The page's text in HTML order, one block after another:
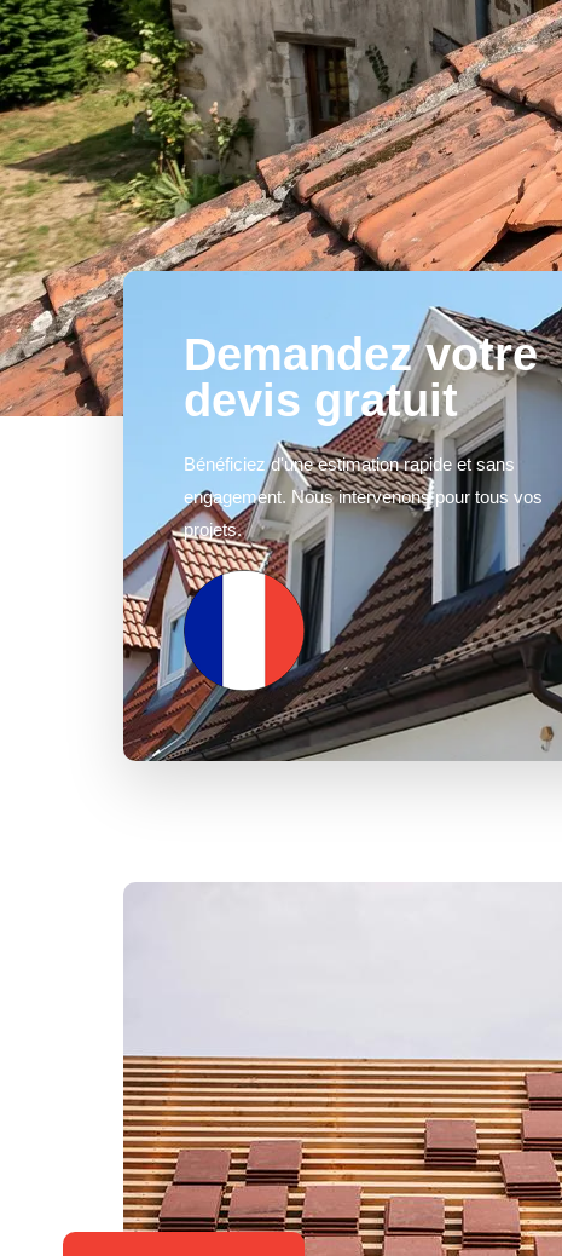
Demandez votre
devis gratuit
Bénéficiez d'une estimation rapide et sans
engagement. Nous intervenons pour tous vos
projets.